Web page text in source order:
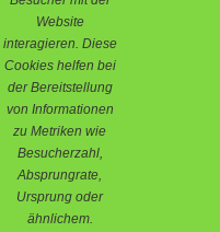
Website
interagieren. Diese
Cookies helfen bei
der Bereitstellung
von Informationen
zu Metriken wie
Besucherzahl,
Absprungrate,
Ursprung oder
ähnlichem.